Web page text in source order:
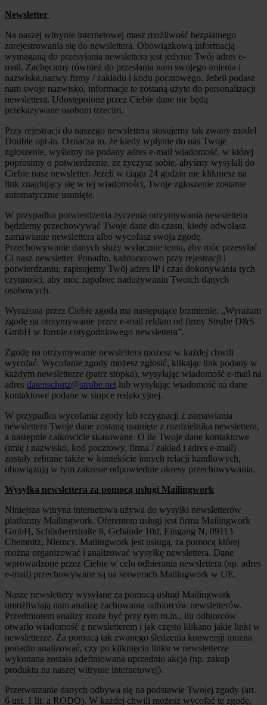
Newsletter
Na naszej witrynie internetowej masz możliwość bezpłatnego
zarejestrowania się do newslettera. Obowiązkową informacją
wymaganą do przesyłania newslettera jest jedynie Twój adres e-
mail. Zachęcamy również do przesłania nam swojego imienia i
nazwiska,nazwy firmy / zakładu i kodu pocztowego. Jeżeli podasz
nam swoje nazwisko, informacje te zostaną użyte do personalizacji
newslettera. Udostępnione przez Ciebie dane nie będą
przekazywane osobom trzecim.
Przy rejestracji do naszego newslettera stosujemy tak zwany model
Double opt-in. Oznacza to, że kiedy wpłynie do nas Twoje
zgłoszenie, wyślemy na podany adres e-mail wiadomość, w której
poprosimy o potwierdzenie, że życzysz sobie, abyśmy wysyłali do
Ciebie nasz newsletter. Jeżeli w ciągu 24 godzin nie klikniesz na
link znajdujący się w tej wiadomości, Twoje zgłoszenie zostanie
automatycznie usunięte.
W przypadku potwierdzenia życzenia otrzymywania newslettera
będziemy przechowywać Twoje dane do czasu, kiedy odwołasz
zamawianie newslettera albo wycofasz swoja zgodę.
Przechowywanie danych służy wyłącznie temu, aby móc przesyłać
Ci nasz newsletter. Ponadto, każdorazowo przy rejestracji i
potwierdzaniu, zapisujemy Twój adres IP i czas dokonywania tych
czynności, aby móc zapobiec nadużywaniu Twoich danych
osobowych.
Wyrażona przez Ciebie zgoda ma następujące brzmienie: „Wyrażam
zgodę na otrzymywanie przez e-mail reklam od firmy Strube D&S
GmbH w formie cotygodniowego newslettera”.
Zgodę na otrzymywanie newslettera możesz w każdej chwili
wycofać. Wycofanie zgody możesz zgłosić, klikając link podany w
każdym newsletterze (patrz stopka), wysyłając wiadomość e-mail na
adres datenschutz@strube.net lub wysyłając wiadomość na dane
kontaktowe podane w stopce redakcyjnej.
W przypadku wycofania zgody lub rezygnacji z zamawiania
newslettera Twoje dane zostaną usunięte z rozdzielnika newslettera,
a następnie całkowicie skasowane. O ile Twoje dane kontaktowe
(imię i nazwisko, kod pocztowy, firma / zakład i adres e-mail)
zostały zebrane także w kontekście innych relacji handlowych,
obowiązują w tym zakresie odpowiednie okresy przechowywania.
Wysyłka newslettera za pomocą usługi Mailingwork
Niniejsza witryna internetowa używa do wysyłki newsletterów
platformy Mailingwork. Oferentem usługi jest firma Mailingwork
GmbH, Schönherrstraße 8, Gebäude 10d, Eingang N, 09113
Chemnitz, Niemcy. Mailingwork jest usługą, za pomocą której
można organizować i analizować wysyłkę newslettera. Dane
wprowadzone przez Ciebie w celu odbierania newslettera (np. adres
e-mail) przechowywane są na serwerach Mailingwork w UE.
Nasze newslettery wysyłane za pomocą usługi Mailingwork
umożliwiają nam analizę zachowania odbiorców newsletterów.
Przedmiotem analizy może być przy tym m.in., ilu odbiorców
otwarło wiadomość z newsletterem i jak często klikano jakie linki w
newsletterze. Za pomocą tak zwanego śledzenia konwersji można
ponadto analizować, czy po kliknięciu linku w newsletterze
wykonana została zdefiniowana uprzednio akcja (np. zakup
produktu na naszej witrynie internetowej).
Przetwarzanie danych odbywa się na podstawie Twojej zgody (art.
6 ust. 1 lit. a RODO). W każdej chwili możesz wycofać tę zgodę,